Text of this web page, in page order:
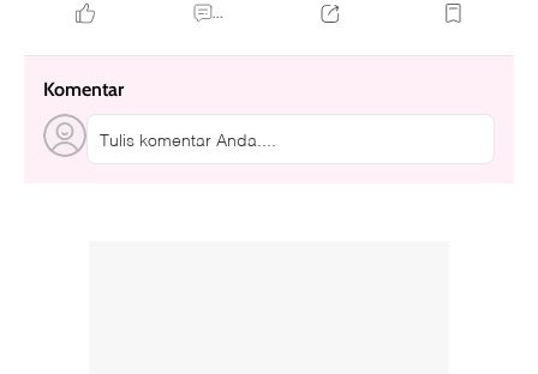
...
Komentar
Tulis komentar Anda....